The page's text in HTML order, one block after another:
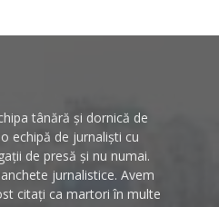
tânără și dornică de
echipă de jurnaliști cu
de presă și nu numai.
jurnalistice. Avem
citați ca martori în multe